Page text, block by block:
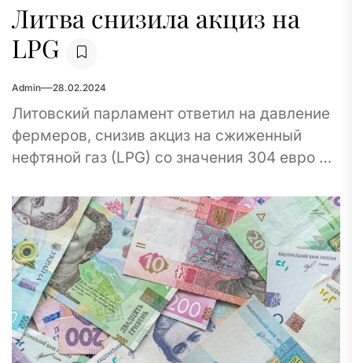
Литва снизила акциз на
LPG
Admin 28.02.2024
Литовский парламент ответил на давление
фермеров, снизив акциз на сжиженный
нефтяной газ (LPG) со значения 304 евро до